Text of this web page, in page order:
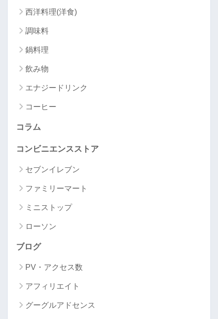
西洋料理(洋食)
調味料
鍋料理
飲み物
エナジードリンク
コーヒー
コラム
コンビニエンスストア
セブンイレブン
ファミリーマート
ミニストップ
ローソン
ブログ
PV・アクセス数
アフィリエイト
グーグルアドセンス